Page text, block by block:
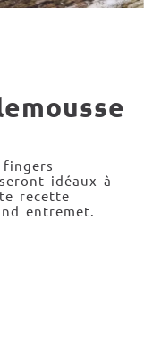
idéaux à
recette
entremet.